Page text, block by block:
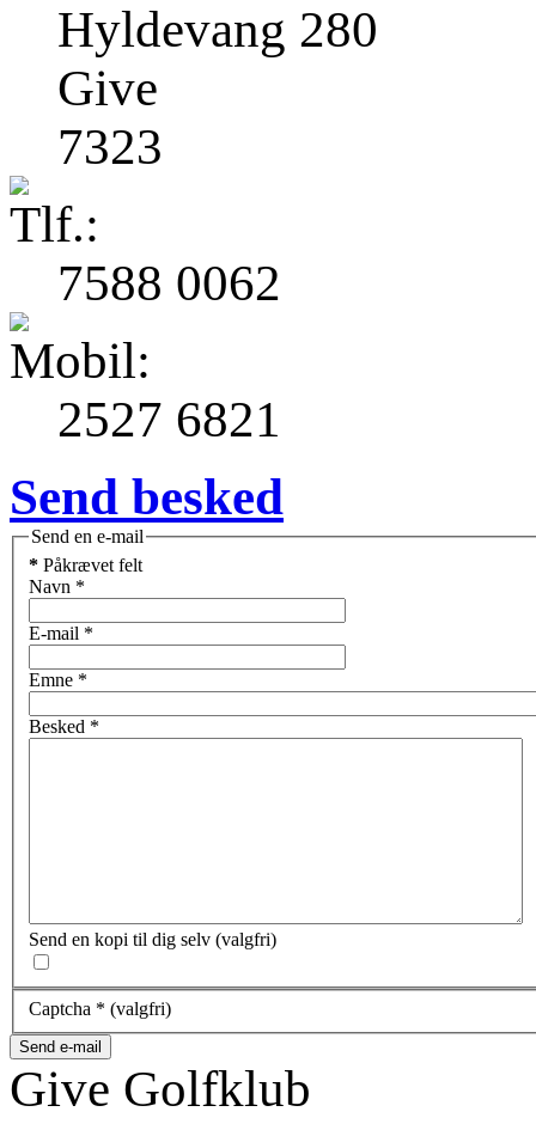
Hyldevang 280
Give
7323
7588 0062
2527 6821
Send besked
Send en e-mail
* Påkrævet felt
Navn *
E-mail *
Emne *
Besked *
Send en kopi til dig selv (valgfri)
Captcha * (valgfri)
Send e-mail
Give Golfklub